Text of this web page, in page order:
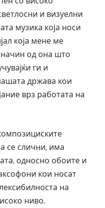
и визуелни
музика која носи
која мене ме
од она што
ги и
држава кои
врз работата на
се слични, има
односно обоите и
кои носат
на
ниво.